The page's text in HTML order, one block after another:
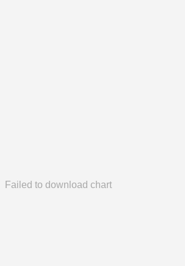
Failed to download chart